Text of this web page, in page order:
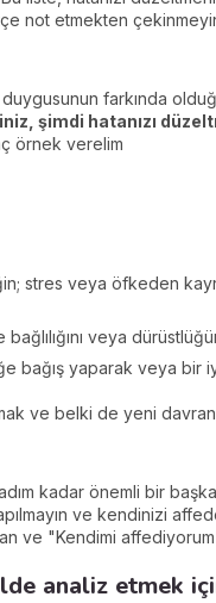
not etmekten
farkında
şimdi hatanızı
örnek verelim
stres veya öfkeden
veya
bağış yaparak veya bir
ve belki de yeni
kadar önemli bir
ve kendinizi
ve "Kendimi
analiz etmek